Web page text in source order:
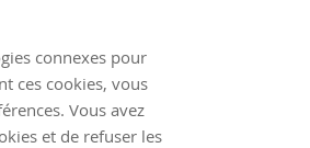
connexes pour
ces cookies, vous
Vous avez
et de refuser les